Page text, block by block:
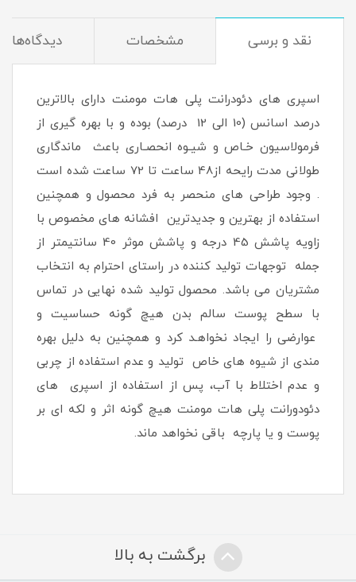
نقد و برسی مشخصات دیدگاه‌ها
اسپری های دئودرانت پلی هات مومنت دارای بالاترین
درصد اسانس (10 الی 12 درصد) بوده و با بهره گیری از
فرمولاسیون خـاص و شیـوه انحصـاری باعث ماندگاری
طولانی مدت رایحه از48 ساعت تا 72 ساعت شده است
. وجود طراحی های منحصر به فرد محصول و همچنین
استفاده از بهترین و جدیدترین افشانه های مخصوص با
زاویه پاشش 45 درجه و پاشش موثر 40 سانتیمتر از
جمله توجهات تولید کننده در راستای احترام به انتخاب
مشتریان می باشد. محصول تولید شده نهایی در تماس
با سطح پوست سالم بدن هیچ گونه حساسیت و
عوارضی را ایجاد نخواهـد کرد و همچنین به دلیل بهره
مندی از شیوه های خاص تولید و عدم استفاده از چربی
و عدم اختلاط با آب، پس از استفاده از اسپری های
دئودورانت پلی هات مومنت هیچ گونه اثر و لکه ای بر
پوست و یا پارچه باقی نخواهد ماند.
برگشت به بالا